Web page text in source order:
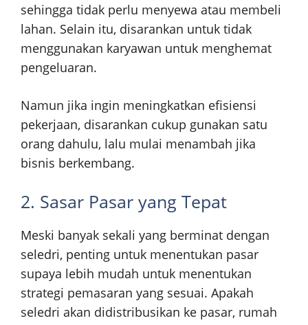
sehingga tidak perlu menyewa atau membeli
lahan. Selain itu, disarankan untuk tidak
menggunakan karyawan untuk menghemat
pengeluaran.
Namun jika ingin meningkatkan efisiensi
pekerjaan, disarankan cukup gunakan satu
orang dahulu, lalu mulai menambah jika
bisnis berkembang.
2. Sasar Pasar yang Tepat
Meski banyak sekali yang berminat dengan
seledri, penting untuk menentukan pasar
supaya lebih mudah untuk menentukan
strategi pemasaran yang sesuai. Apakah
seledri akan didistribusikan ke pasar, rumah